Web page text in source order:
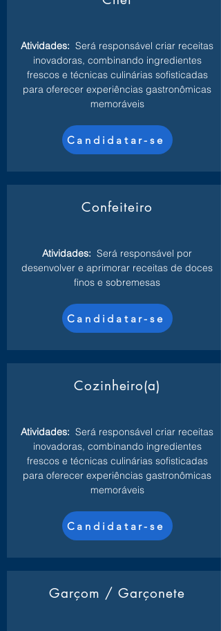
Atividades: Será responsável criar receitas
inovadoras, combinando ingredientes
frescos e técnicas culinárias sofisticadas
para oferecer experiências gastronômicas
memoráveis
Candidatar-se
Confeiteiro
Atividades: Será responsável por
desenvolver e aprimorar receitas de doces
finos e sobremesas
Candidatar-se
Cozinheiro(a)
Atividades: Será responsável criar receitas
inovadoras, combinando ingredientes
frescos e técnicas culinárias sofisticadas
para oferecer experiências gastronômicas
memoráveis
Candidatar-se
Garçom / Garçonete